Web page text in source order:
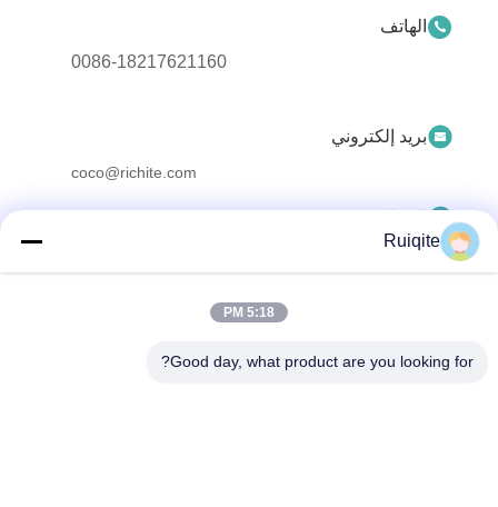
الهاتف
0086-18217621160
بريد إلكتروني
coco@richite.com
سياسة الخصوصية |خريطة الموقع
Ruiqite
5:18 PM
Good day, what product are you looking for?